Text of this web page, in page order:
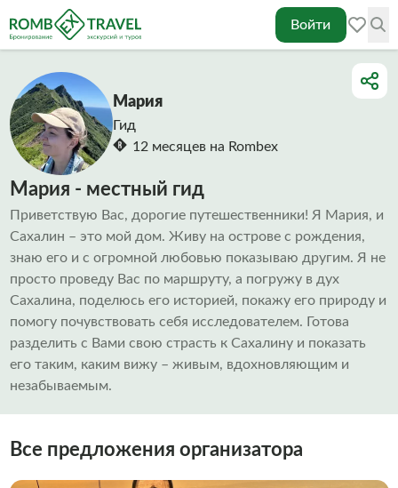
Войти
Мария
Гид
12 месяцев на Rombex
Мария - местный гид
Приветствую Вас, дорогие путешественники! Я Мария, и
Сахалин – это мой дом. Живу на острове с рождения,
знаю его и с огромной любовью показываю другим. Я не
просто проведу Вас по маршруту, а погружу в дух
Сахалина, поделюсь его историей, покажу его природу и
помогу почувствовать себя исследователем. Готова
разделить с Вами свою страсть к Сахалину и показать
его таким, каким вижу – живым, вдохновляющим и
незабываемым.
Все предложения организатора